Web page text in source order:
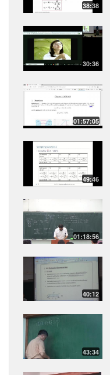
38:38
30:36
01:57:05
49:46
01:18:56
40:12
43:34